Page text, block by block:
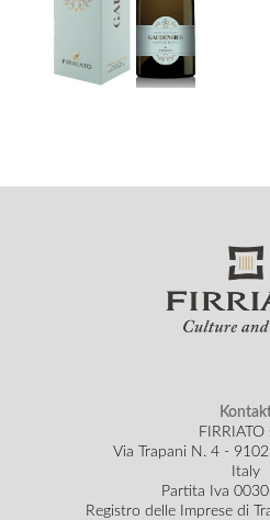
FIRRIATO
Via Trapani N. 4 -
Italy
Partita Iva
Registro delle Imprese di